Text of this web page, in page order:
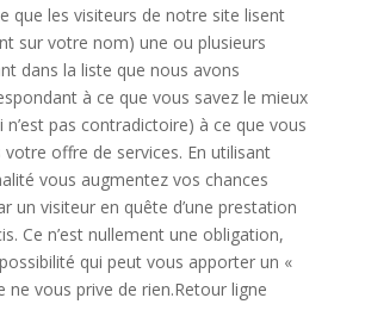
que les visiteurs de notre site lisent
sur votre nom) une ou plusieurs
dans la liste que nous avons
à ce que vous savez le mieux
n’est pas contradictoire) à ce que vous
votre offre de services. En utilisant
vous augmentez vos chances
un visiteur en quête d’une prestation
Ce n’est nullement une obligation,
qui peut vous apporter un «
ne vous prive de rien.Retour ligne